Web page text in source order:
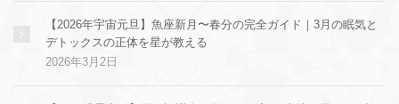
【2026年宇宙元旦】魚座新月〜春分の完全ガイド｜3月の眠気と
デトックスの正体を星が教える
2026年3月2日